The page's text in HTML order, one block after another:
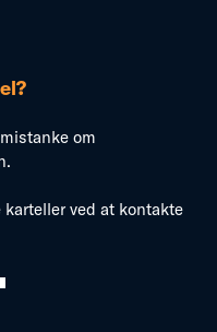
om
ved at kontakte